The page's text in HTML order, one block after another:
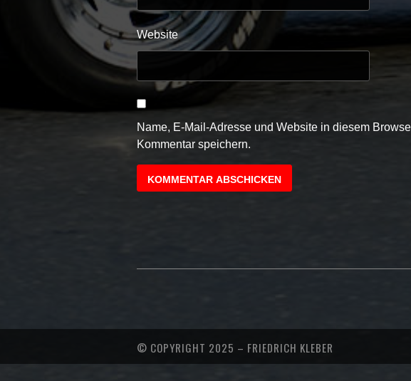
Website
Name, E-Mail-Adresse und Website in diesem
Kommentar speichern.
© COPYRIGHT 2025 – FRIEDRICH KLEBER